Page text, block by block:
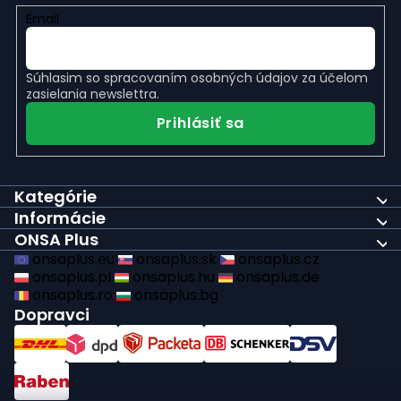
Email
Súhlasim so spracovaním osobných údajov za účelom
zasielania newslettra.
Prihlásiť sa
Kategórie
Informácie
ONSA Plus
onsaplus.eu onsaplus.sk
onsaplus.cz
onsaplus.pl
onsaplus.hu
onsaplus.de
onsaplus.ro
onsaplus.bg
Dopravci